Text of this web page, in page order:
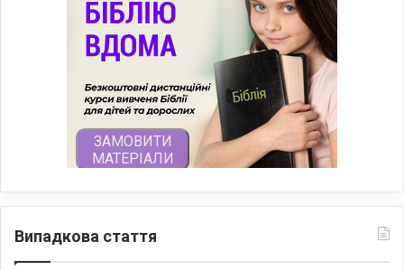
Випадкова стаття